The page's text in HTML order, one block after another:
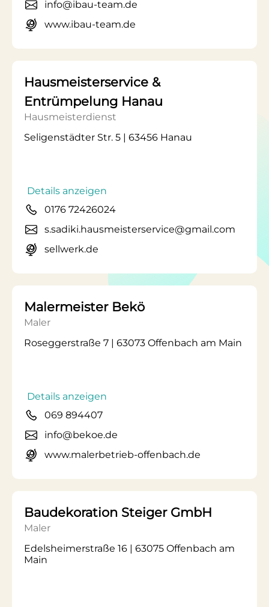
info@ibau-team.de
www.ibau-team.de
Hausmeisterservice &
Entrümpelung Hanau
Hausmeisterdienst
Seligenstädter Str. 5 | 63456 Hanau
Details anzeigen
0176 72426024
s.sadiki.hausmeisterservice@gmail.com
sellwerk.de
Malermeister Bekö
Maler
Roseggerstraße 7 | 63073 Offenbach am Main
Details anzeigen
069 894407
info@bekoe.de
www.malerbetrieb-offenbach.de
Baudekoration Steiger GmbH
Maler
Edelsheimerstraße 16 | 63075 Offenbach am
Main